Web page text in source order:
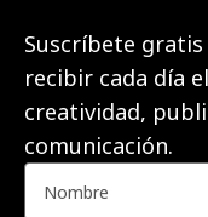
Suscríbete
recibir cada día
creatividad,
comunicación.